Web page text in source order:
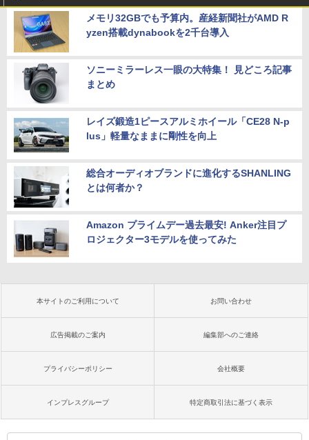
メモリ32GBでも予算内。産経新聞社がAMD R
yzen搭載dynabookを2千台導入
ソニーミラーレス一眼の大特集！ 見どころ記事
まとめ
レイズ鍛造1ピースアルミホイール「CE28 N-p
lus」軽量なままに剛性を向上
総合オーディオブランドに進化するSHANLING
とは何者か？
Amazon プライムデー過去最安! Anker注目プ
ロジェクター3モデルを使ってみた
本サイトのご利用について お問い合わせ
広告掲載のご案内 編集部へのご連絡
プライバシーポリシー 会社概要
インプレスグループ 特定商取引法に基づく表示